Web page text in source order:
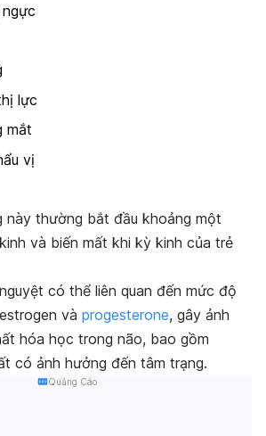
lực
mắt
vị
này thường bắt đầu khoảng một
và biến mất khi kỳ kinh của trẻ
có thể liên quan đến mức độ
và progesterone, gây ảnh
hóa học trong não, bao gồm
có ảnh hưởng đến tâm trạng.
Quảng Cáo